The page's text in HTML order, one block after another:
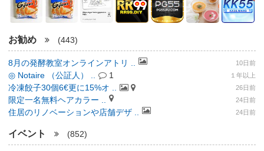
お勧め (443)
8月の発酵教室オンラインアトリ .. 10日前
◎ Notaire （公証人） .. 1 １年以上
冷凍餃子30個6€更に15%オ .. 26日前
限定一名無料ヘアカラー .. 24日前
住居のリノベーションや店舗デザ .. 24日前
イベント (852)